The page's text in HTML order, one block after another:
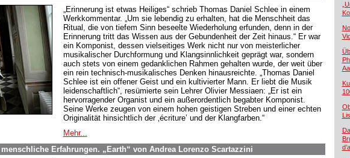
„Erinnerung ist etwas Heiliges“ schrieb Thomas Daniel Schlee in einem
Werkkommentar. „Um sie lebendig zu erhalten, hat die Menschheit das
Ritual, die von tiefem Sinn beseelte Wiederholung erfunden, denn in der
Erinnerung tritt das Wissen aus der Gebundenheit der Zeit hinaus.“ Er war
ein Komponist, dessen vielseitiges Werk nicht nur von meisterlicher
musikalischer Durchformung und Klangsinnlichkeit geprägt war, sondern
auch stets von einem gedanklichen Rahmen gehalten wurde, der weit über
ein rein technisch-musikalisches Denken hinausreichte. „Thomas Daniel
Schlee ist ein offener Geist und ein kultivierter Mann. Er liebt die Musik
leidenschaftlich“, resümierte sein Lehrer Olivier Messiaen: „Er ist ein
hervorragender Organist und ein außerordentlich begabter Komponist.
Seine Werke zeugen von einem hohen geistigen Streben und einer echten
Originalität hinsichtlich der ‚écriture’ und der Klangfarben.“
Mehr...
menschliche Erfahrungen. „Earth“ von Andrea Lorenzo Scartazzini